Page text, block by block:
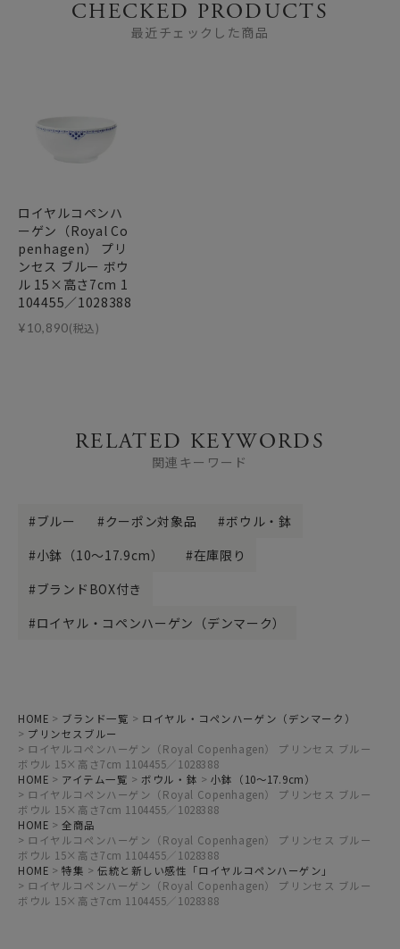
CHECKED PRODUCTS
最近チェックした商品
ロイヤルコペンハ
ーゲン（Royal Co
penhagen） プリ
ンセス ブルー ボウ
ル 15×高さ7cm 1
104455／1028388
¥10,890(税込)
RELATED KEYWORDS
関連キーワード
ブルー クーポン対象品
ボウル・鉢
小鉢（10～17.9cm）
在庫限り
ブランドBOX付き
ロイヤル・コペンハーゲン（デンマーク）
HOME ブランド一覧
ロイヤル・コペンハーゲン（デンマーク）
プリンセスブルー
ロイヤルコペンハーゲン（Royal Copenhagen） プリンセス ブルー
ボウル 15×高さ7cm 1104455／1028388
HOME
アイテム一覧 ボウル・鉢
小鉢（10～17.9cm）
ロイヤルコペンハーゲン（Royal Copenhagen） プリンセス ブルー
ボウル 15×高さ7cm 1104455／1028388
HOME
全商品
ロイヤルコペンハーゲン（Royal Copenhagen） プリンセス ブルー
ボウル 15×高さ7cm 1104455／1028388
HOME
特集
伝統と新しい感性「ロイヤルコペンハーゲン」
ロイヤルコペンハーゲン（Royal Copenhagen） プリンセス ブルー
ボウル 15×高さ7cm 1104455／1028388